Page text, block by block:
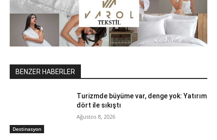
BENZER HABERLER
Destinasyon
Turizmde büyüme var, denge yok: Yatırım
dört ile sıkıştı
Ağustos 8, 2026